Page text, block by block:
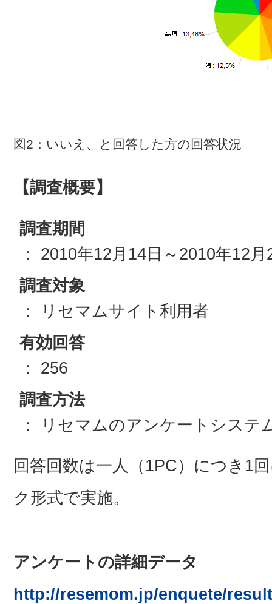
図2：いいえ、と回答した方の回答状況
【調査概要】
調査期間
： 2010年12月14日～2010年12月
調査対象
： リセマムサイト利用者
有効回答
： 256
調査方法
： リセマムのアンケートシステ
回答回数は一人（1PC）につき1
ク形式で実施。
アンケートの詳細データ
http://resemom.jp/enquete/